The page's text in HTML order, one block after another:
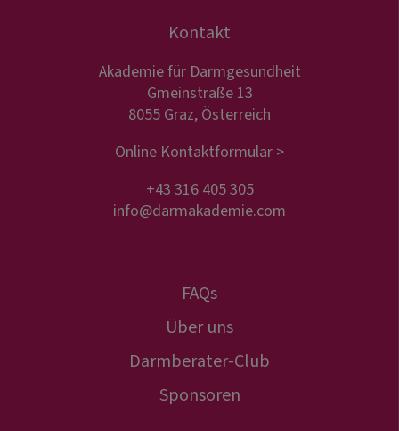
Kontakt
Akademie für Darmgesundheit
Gmeinstraße 13
8055 Graz, Österreich
Online Kontaktformular >
+43 316 405 305
info@darmakademie.com
FAQs
Über uns
Darmberater-Club
Sponsoren